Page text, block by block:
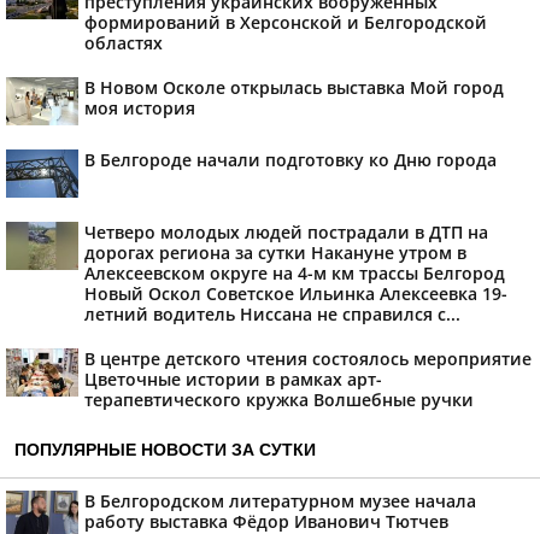
формирований в Херсонской и Белгородской
областях
В Новом Осколе открылась выставка Мой город
моя история
В Белгороде начали подготовку ко Дню города
Четверо молодых людей пострадали в ДТП на
дорогах региона за сутки Накануне утром в
Алексеевском округе на 4-м км трассы Белгород
Новый Оскол Советское Ильинка Алексеевка 19-
летний водитель Ниссана не справился с...
В центре детского чтения состоялось мероприятие
Цветочные истории в рамках арт-
терапевтического кружка Волшебные ручки
ПОПУЛЯРНЫЕ НОВОСТИ ЗА СУТКИ
В Белгородском литературном музее начала
работу выставка Фёдор Иванович Тютчев